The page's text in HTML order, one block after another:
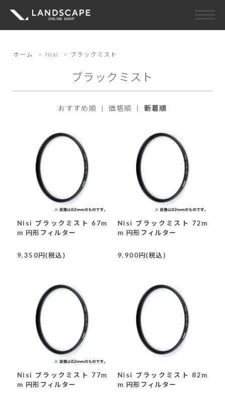
ホーム > Nisi > ブラックミスト
ブラックミスト
おすすめ順 |価格順 | 新着順
Nisi ブラックミスト 67m
m 円形フィルター
9,350円(税込)
Nisi ブラックミスト 72m
m 円形フィルター
9,900円(税込)
Nisi ブラックミスト 77m
m 円形フィルター
Nisi ブラックミスト 82m
m 円形フィルター